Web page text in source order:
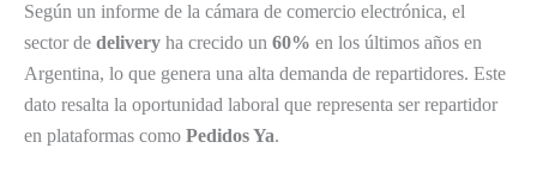
Según un informe de la cámara de comercio electrónica, el
sector de delivery ha crecido un 60% en los últimos años en
Argentina, lo que genera una alta demanda de repartidores. Este
dato resalta la oportunidad laboral que representa ser repartidor
en plataformas como Pedidos Ya.